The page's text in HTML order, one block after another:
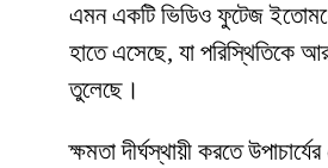
এমন একটি ভিডিও ফুটেজ
হাতে এসেছে, যা পরিস্থিতিকে
তুলেছে।
​ক্ষমতা দীর্ঘস্থায়ী করতে